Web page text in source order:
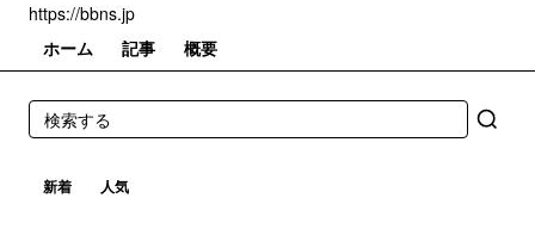
https://bbns.jp
ホーム
記事 概要
新着 人気